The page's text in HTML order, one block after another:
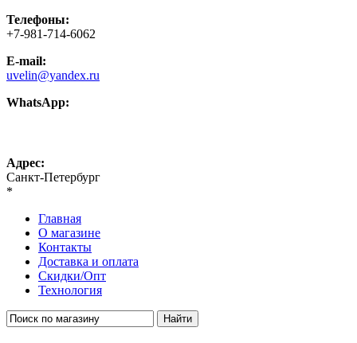
Телефоны:
+7-981-714-6062
E-mail:
uvelin@yandex.ru
WhatsApp:
Адрес:
Санкт-Петербург
*
Главная
О магазине
Контакты
Доставка и оплата
Скидки/Опт
Технология